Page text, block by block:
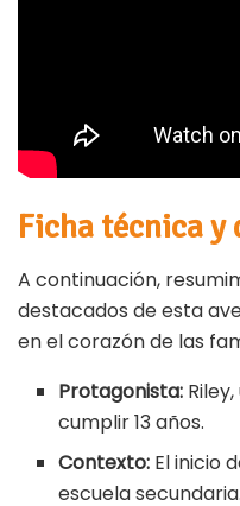
Ficha técnica
A continuación,
destacados de esta
en el corazón de las
Protagonista:
cumplir 13 años.
Contexto: El inicio
escuela secundaria.